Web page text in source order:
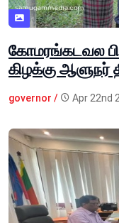
கோமரங்கடவல
கிழக்கு ஆளுநர்
governor / Apr 22nd